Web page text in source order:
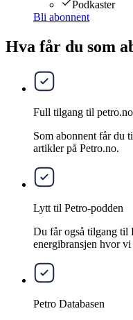
Podkaster
Bli abonnent
Hva får du som
Full tilgang til petro.no
Som abonnent får du
artikler på Petro.no.
Lytt til Petro-podden
Du får også tilgang til
energibransjen hvor
Petro Databasen